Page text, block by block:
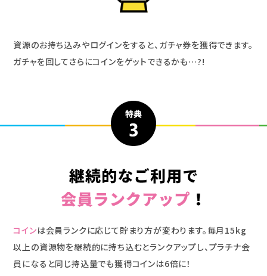
資源のお持ち込みやログインをすると、ガチャ券を獲得できます。
ガチャを回してさらにコインをゲットできるかも…?!
コインは会員ランクに応じて貯まり方が変わります。 毎月15kg
以上の資源物を継続的に持ち込むとランクアップし、プラチナ会
員になると同じ持込量でも獲得コインは6倍に！